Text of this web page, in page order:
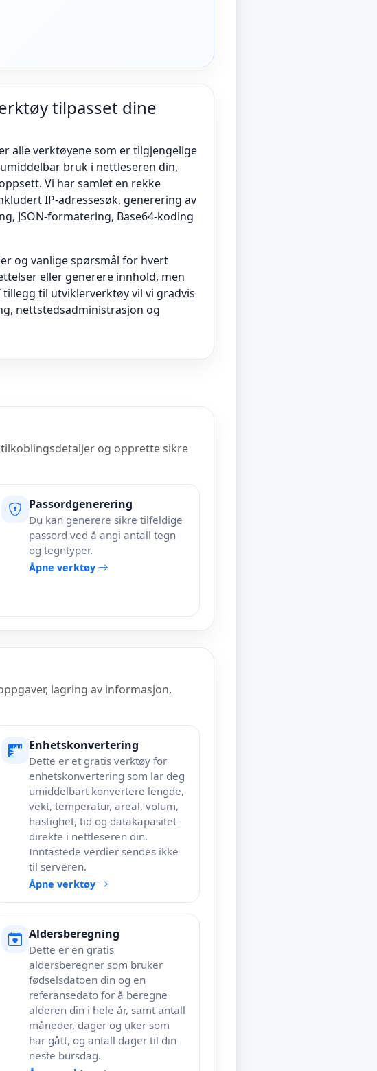
tilpasset dine
alle verktøyene som er tilgjengelige
bruk i nettleseren din,
Vi har samlet en rekke
IP-adressesøk, generering av
JSON-formatering, Base64-koding
og vanlige spørsmål for hvert
eller generere innhold, men
til utviklerverktøy vil vi gradvis
nettstedsadministrasjon og
og opprette sikre
Passordgenerering
Du kan generere sikre tilfeldige
passord ved å angi antall tegn
og tegntyper.
Åpne verktøy
lagring av informasjon,
Enhetskonvertering
Dette er et gratis verktøy for
enhetskonvertering som lar deg
umiddelbart konvertere lengde,
vekt, temperatur, areal, volum,
hastighet, tid og datakapasitet
direkte i nettleseren din.
Inntastede verdier sendes ikke
til serveren.
Åpne verktøy
Aldersberegning
Dette er en gratis
aldersberegner som bruker
fødselsdatoen din og en
referansedato for å beregne
alderen din i hele år, samt antall
måneder, dager og uker som
har gått, og antall dager til din
neste bursdag.